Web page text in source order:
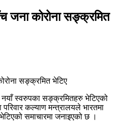
जना कोरोना सङ्क्रमित
नयाँ स्वरुपका सङ्क्रमितहरु भेटिएको
कल्याण मन्त्रालयले भारतमा
समाचारमा जनाइएको छ ।